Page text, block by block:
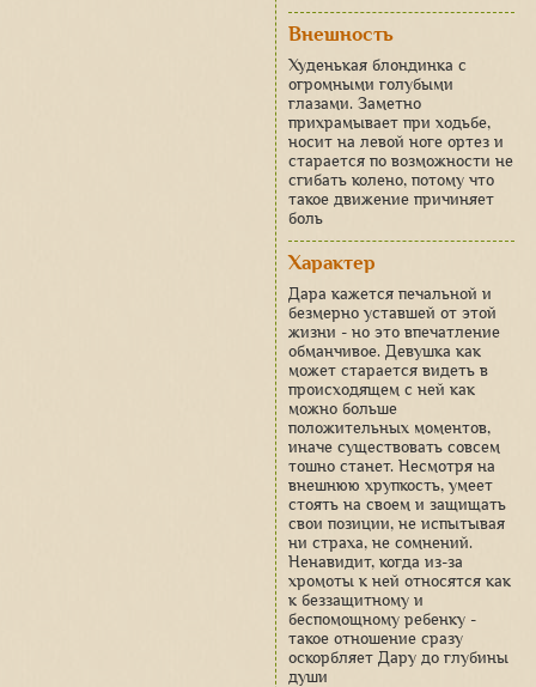
Внешность
Худенькая блондинка с
огромными голубыми
глазами. Заметно
прихрамывает при ходьбе,
носит на левой ноге ортез и
старается по возможности не
сгибать колено, потому что
такое движение причиняет
боль
Характер
Дара кажется печальной и
безмерно уставшей от этой
жизни - но это впечатление
обманчивое. Девушка как
может старается видеть в
происходящем с ней как
можно больше
положительных моментов,
иначе существовать совсем
тошно станет. Несмотря на
внешнюю хрупкость, умеет
стоять на своем и защищать
свои позиции, не испытывая
ни страха, не сомнений.
Ненавидит, когда из-за
хромоты к ней относятся как
к беззащитному и
беспомощному ребенку -
такое отношение сразу
оскорбляет Дару до глубины
души